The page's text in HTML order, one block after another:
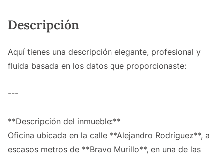
Descripción
Aquí tienes una descripción elegante, profesional y
fluida basada en los datos que proporcionaste:
---
**Descripción del inmueble:**
Oficina ubicada en la calle **Alejandro Rodríguez**, a
escasos metros de **Bravo Murillo**, en una de las